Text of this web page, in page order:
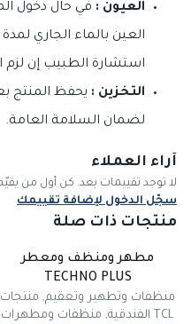
العيون : في حال دخول
استشارة الطبيب إن لزم
التخزين : يحفظ المنتج
لضمان السلامة العامة.
آراء العملاء
لا توجد تقييمات بعد. كن أول من
سجّل الدخول لإضافة تقييمك
منتجات ذات صلة
مطهر ومنظف ومعطر
TECHNO PLUS
منظفات وتطهير وتعقيم, منتجات
TCL الفندقية
, منظفات ومطهرات